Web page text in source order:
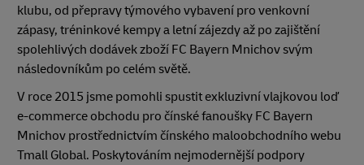
klubu, od přepravy týmového vybavení pro venkovní
zápasy, tréninkové kempy a letní zájezdy až po zajištění
spolehlivých dodávek zboží FC Bayern Mnichov svým
následovníkům po celém světě.
V roce 2015 jsme pomohli spustit exkluzivní vlajkovou loď
e-commerce obchodu pro čínské fanoušky FC Bayern
Mnichov prostřednictvím čínského maloobchodního webu
Tmall Global. Poskytováním nejmodernější podpory